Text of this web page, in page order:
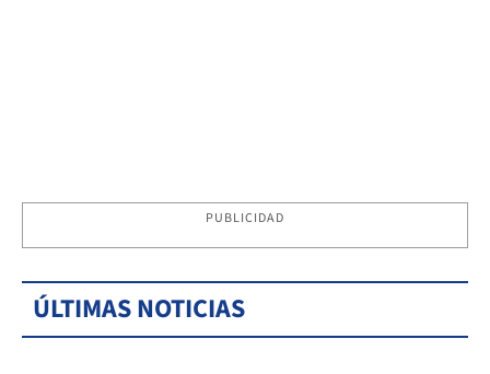
PUBLICIDAD
ÚLTIMAS NOTICIAS